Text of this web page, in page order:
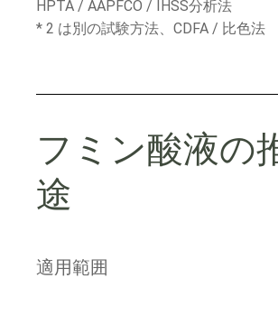
HPTA / AAPFCO / IHSS分析法
* 2 は別の試験方法、CDFA / 比色法
フミン酸液の
途
適用範囲